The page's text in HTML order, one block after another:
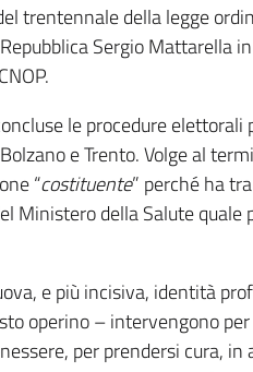
trentennale della legge
Sergio Mattarella
le procedure
e Trento. Volge al
“costituente” perché ha
Ministero della Salute
e più incisiva, identità
operino – intervengono
per prendersi cura,